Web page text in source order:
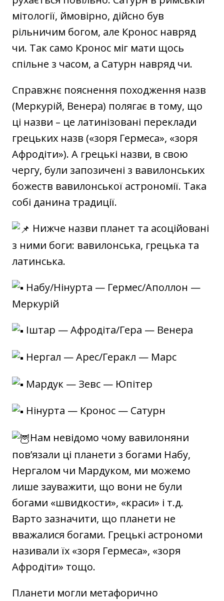
мітології, ймовірно, дійсно був
рільничим богом, але Кронос навряд
чи. Так само Кронос міг мати щось
спільне з часом, а Сатурн навряд чи.
Справжнє пояснення походження назв
(Меркурій, Венера) полягає в тому, що
ці назви – це латинізовані переклади
грецьких назв («зоря Гермеса», «зоря
Афродіти»). А грецькі назви, в свою
чергу, були запозичені з вавилонських
божеств вавилонської астрономії. Така
собі данина традиції.
Нижче назви планет та асоційовані
з ними боги: вавилонська, грецька та
латинська.
Набу/Нінурта — Гермес/Аполлон —
Меркурій
Іштар — Афродіта/Гера — Венера
Нергал — Арес/Геракл — Марс
Мардук — Зевс — Юпітер
Нінурта — Кронос — Сатурн
Нам невідомо чому вавилоняни
пов’язали ці планети з богами Набу,
Нергалом чи Мардуком, ми можемо
лише зауважити, що вони не були
богами «швидкости», «краси» і т.д.
Варто зазначити, що планети не
вважалися богами. Грецькі астрономи
називали їх «зоря Гермеса», «зоря
Афродіти» тощо.
Планети могли метафорично